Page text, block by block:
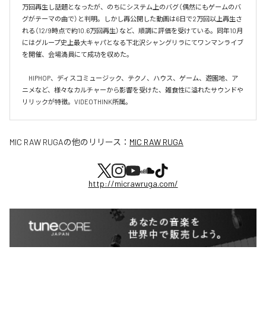
万回再生し話題となったが、のちにシステム上のバグ（偶然にもゲームのバ
グがテーマの曲で）と判明。しかし再公開した動画は6日で2万回以上再生さ
れる（12/9時点で約10.6万回再生）など、順調に評価を受けている。同年10月
にはグループ史上最大キャパとなる下北沢シャングリラにてワンマンライブ
を開催、会場満員にて成功を収めた。
HIPHOP、ディスコミュージック、テクノ、ハウス、ゲーム、遊園地、ア
ニメなど、様々なカルチャーから影響を受けた、雑食性に溢れたサウンドや
リリックが特徴。VIDEOTHINK所属。
MIC RAW RUGAの他のリリース： MIC RAW RUGA
http://micrawruga.com/